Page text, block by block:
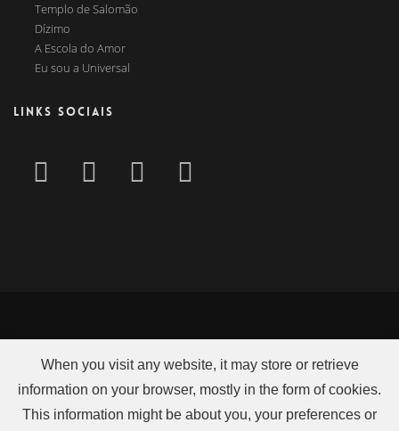
Templo de Salomão
Dízimo
A Escola do Amor
Eu sou a Universal
LINKS SOCIAIS
2026 UCKG Centro de Ajuda é uma instituição de caridade no Reino
When you visit any website, it may store or retrieve
information on your browser, mostly in the form of cookies.
This information might be about you, your preferences or